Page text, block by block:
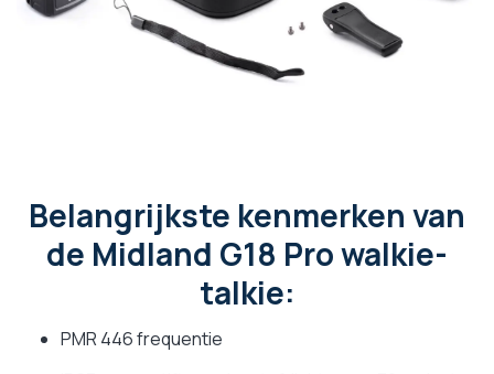
Belangrijkste kenmerken van
de Midland G18 Pro walkie-
talkie:
PMR 446 frequentie